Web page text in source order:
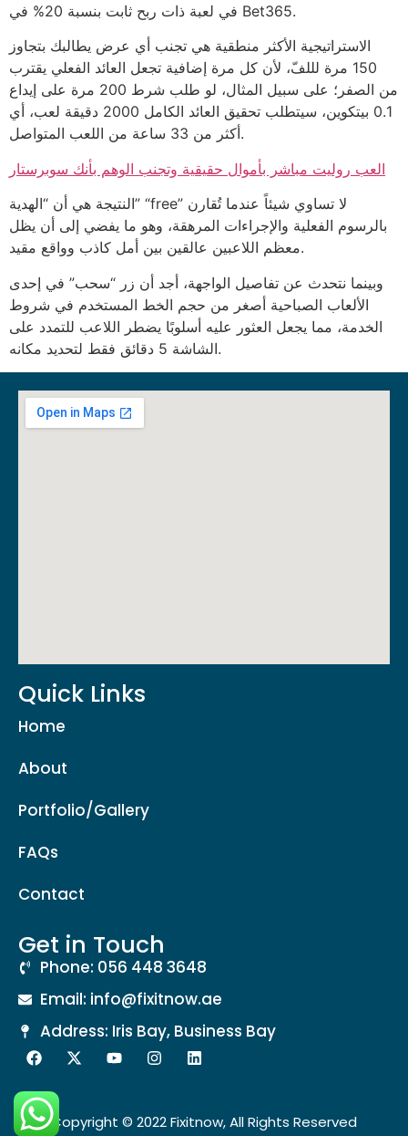
في لعبة ذات ربح ثابت بنسبة 20% في Bet365.
الاستراتيجية الأكثر منطقية هي تجنب أي عرض يطالبك بتجاوز
150 مرة لللفّ، لأن كل مرة إضافية تجعل العائد الفعلي يقترب
من الصفر؛ على سبيل المثال، لو طلب شرط 200 مرة على إيداع
0.1 بيتكوين، سيتطلب تحقيق العائد الكامل 2000 دقيقة لعب، أي
أكثر من 33 ساعة من اللعب المتواصل.
العب روليت مباشر بأموال حقيقية وتجنب الوهم بأنك سوبرستار
النتيجة هي أن “الهدية” “free” لا تساوي شيئاً عندما تُقارن
بالرسوم الفعلية والإجراءات المرهقة، وهو ما يفضي إلى أن يظل
معظم اللاعبين عالقين بين أمل كاذب وواقع مقيد.
وبينما نتحدث عن تفاصيل الواجهة، أجد أن زر “سحب” في إحدى
الألعاب الصباحية أصغر من حجم الخط المستخدم في شروط
الخدمة، مما يجعل العثور عليه أسلوبًا يضطر اللاعب للتمدد على
الشاشة 5 دقائق فقط لتحديد مكانه.
Quick Links
Home
About
Portfolio/Gallery
FAQs
Contact
Get in Touch
Phone: 056 448 3648
Email: info@fixitnow.ae
Address: Iris Bay, Business Bay
Copyright © 2022 Fixitnow, All Rights Reserved